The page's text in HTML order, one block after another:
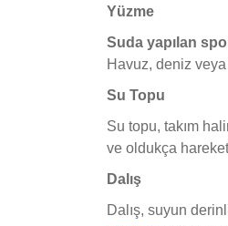
Yüzme
Suda yapılan
Havuz, deniz
Su Topu
Su topu, takım
ve oldukça
Dalış
Dalış, suyun